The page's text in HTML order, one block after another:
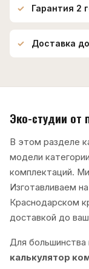
Гарантия 2
Доставка
Эко-студии от
В этом разделе
модели
комплектаций.
Изготавливаем
Краснодарском
доставкой до
Для
калькулятор